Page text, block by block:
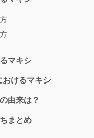
マキシ
けるマキシ
由来は？
まとめ